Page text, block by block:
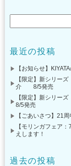
最近の投稿
【お知らせ】
【限定】新シリー
介 8/5発売
【限定】新シリー
8/5発売
【ごあいさつ】21
【モリンガフェア
えします！
過去の投稿